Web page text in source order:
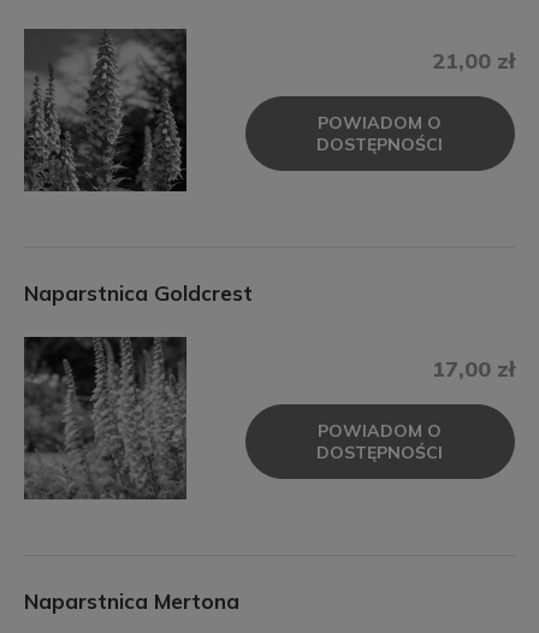
21,00 zł
POWIADOM O
DOSTĘPNOŚCI
Naparstnica Goldcrest
17,00 zł
POWIADOM O
DOSTĘPNOŚCI
Naparstnica Mertona